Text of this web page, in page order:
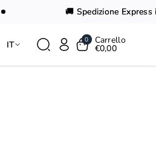
🚚 Spedizione Express
IT 0 Carrello
€0,00